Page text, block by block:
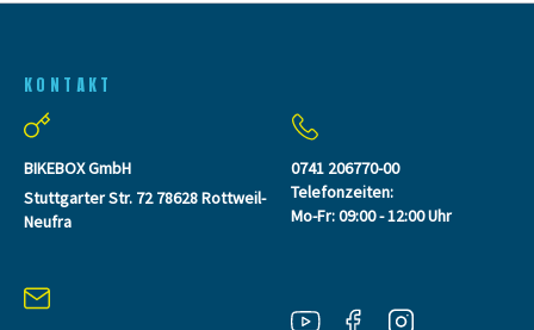
KONTAKT
BIKEBOX GmbH
Stuttgarter Str. 72 78628 Rottweil-
Neufra
0741 206770-00
Telefonzeiten:
Mo-Fr: 09:00 - 12:00 Uhr